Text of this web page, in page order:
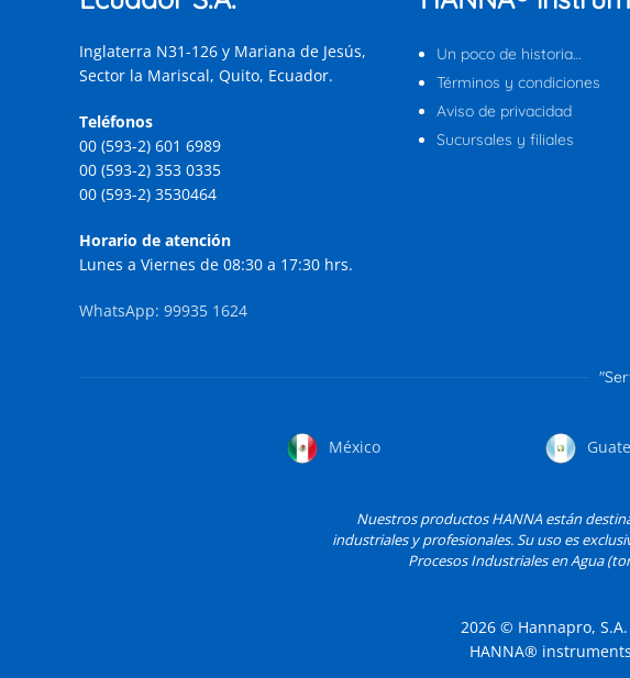
Inglaterra N31-126 y Mariana de Jesús,
Sector la Mariscal, Quito, Ecuador.
Teléfonos
00 (593-2) 601 6989
00 (593-2) 353 0335
00 (593-2) 3530464
Horario de atención
Lunes a Viernes de 08:30 a 17:30 hrs.
WhatsApp: 99935 1624
Un poco de historia…
Términos y condiciones
Aviso de privacidad
Sucursales y filiales
México
Nuestros productos HANNA están
industriales y profesionales. Su uso es
Procesos Industriales en Agua
2026 © Hannapro,
HANNA®